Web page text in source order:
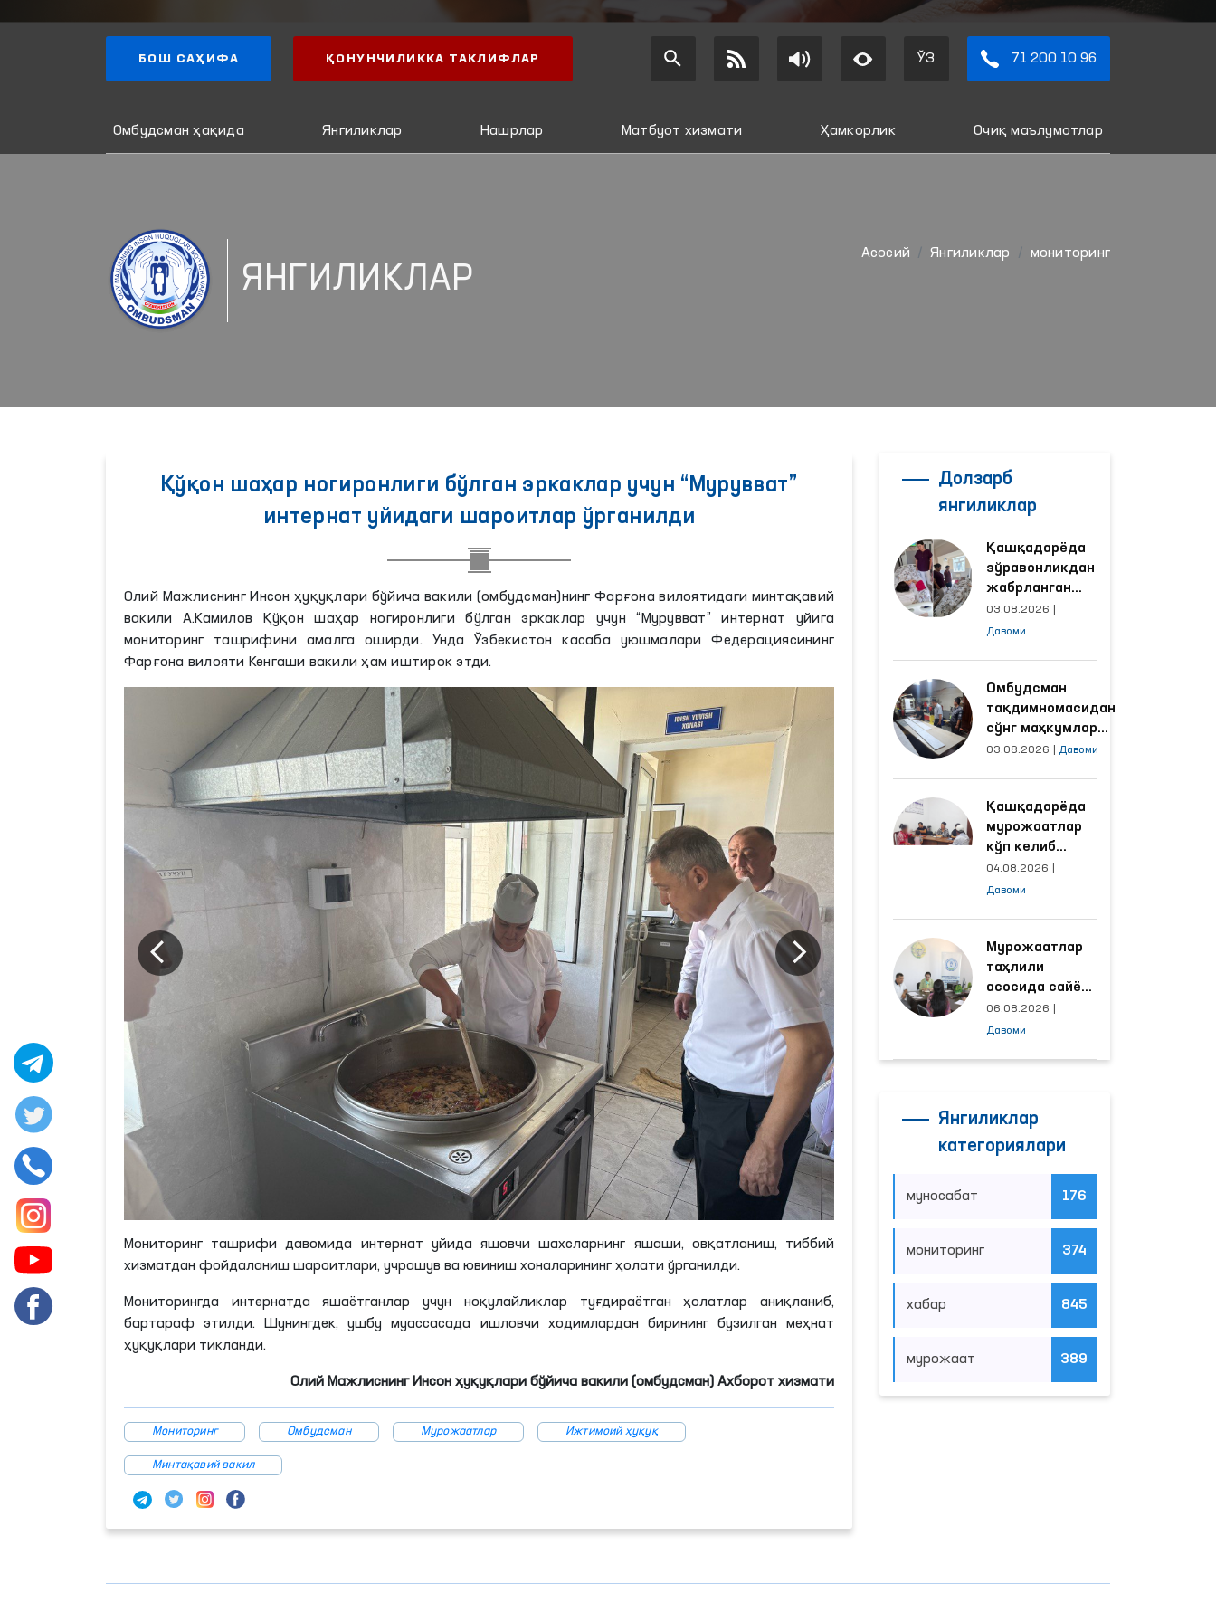
БОШ САҲИФА ҚОНУНЧИЛИККА ТАКЛИФЛАР ЎЗ 71 200 10 96
Омбудсман ҳақида Янгиликлар Нашрлар Матбуот хизмати Ҳамкорлик Очиқ маълумотлар
ЯНГИЛИКЛАР
Aсосий Янгиликлар мониторинг
Қўқон шаҳар ногиронлиги бўлган эркаклар учун “Мурувват”
интернат уйидаги шароитлар ўрганилди
Олий Мажлиснинг Инсон ҳуқуқлари бўйича вакили (омбудсман)нинг Фарғона вилоятидаги минтақавий
вакили А.Камилов Қўқон шаҳар ногиронлиги бўлган эркаклар учун “Мурувват” интернат уйига
мониторинг ташрифини амалга оширди. Унда Ўзбекистон касаба уюшмалари Федерациясининг
Фарғона вилояти Кенгаши вакили ҳам иштирок этди.
Мониторинг ташрифи давомида интернат уйида яшовчи шахсларнинг яшаши, овқатланиш, тиббий
хизматдан фойдаланиш шароитлари, учрашув ва ювиниш хоналарининг ҳолати ўрганилди.
Мониторингда интернатда яшаётганлар учун ноқулайликлар туғдираётган ҳолатлар аниқланиб,
бартараф этилди. Шунингдек, ушбу муассасада ишловчи ходимлардан бирининг бузилган меҳнат
ҳуқуқлари тикланди.
Олий Мажлиснинг Инсон ҳуқуқлари бўйича вакили (омбудсман) Ахборот хизмати
Мониторинг Омбудсман Мурожаатлар Ижтимоий ҳуқуқ
Минтақавий вакил
Долзарб
янгиликлар
Қашқадарёда
зўравонликдан
жабрланган
аёлнинг ҳолати
Омбудсман
03.08.2026
Давоми
Омбудсман
тақдимномасидан
сўнг маҳкумлар
меҳнат қилаётган
яхшиланди
03.08.2026 Давоми
Қашқадарёда
мурожаатлар
кўп келиб
тушаётган
ҳудудлар
ишлаш йўлга
қўйилди
04.08.2026
Давоми
Мурожаатлар
таҳлили
асосида сайёр
қабул
ўтказиладиган
06.08.2026
Давоми
Янгиликлар
категориялари
муносабат 176
мониторинг 374
хабар 845
мурожаат 389